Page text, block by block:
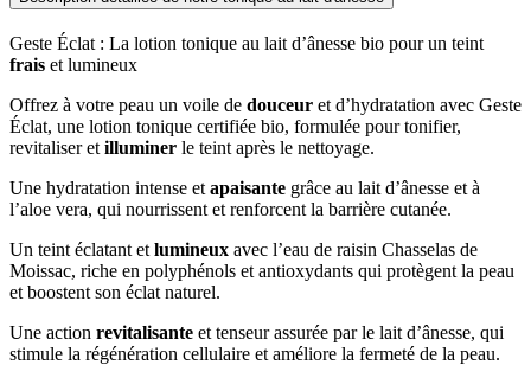
Geste Éclat : La lotion tonique au lait d’ânesse bio pour un teint
frais et lumineux
Offrez à votre peau un voile de douceur et d’hydratation avec Geste
Éclat, une lotion tonique certifiée bio, formulée pour tonifier,
revitaliser et illuminer le teint après le nettoyage.
Une hydratation intense et apaisante grâce au lait d’ânesse et à
l’aloe vera, qui nourrissent et renforcent la barrière cutanée.
Un teint éclatant et lumineux avec l’eau de raisin Chasselas de
Moissac, riche en polyphénols et antioxydants qui protègent la peau
et boostent son éclat naturel.
Une action revitalisante et tenseur assurée par le lait d’ânesse, qui
stimule la régénération cellulaire et améliore la fermeté de la peau.